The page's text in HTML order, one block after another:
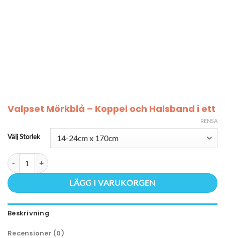
Valpset Mörkblå – Koppel och Halsband i ett
Välj Storlek
RENSA
Valpset Mörkblå – Koppel och Halsband i ett mängd
LÄGG I VARUKORGEN
Beskrivning
Recensioner (0)